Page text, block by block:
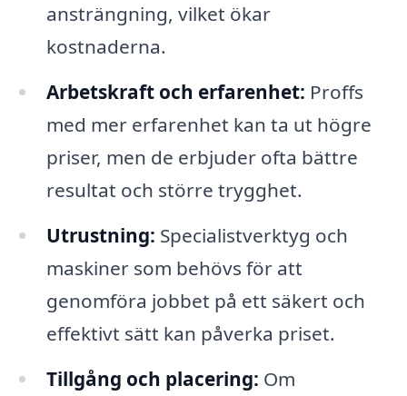
ansträngning, vilket ökar
kostnaderna.
Arbetskraft och erfarenhet: Proffs
med mer erfarenhet kan ta ut högre
priser, men de erbjuder ofta bättre
resultat och större trygghet.
Utrustning: Specialistverktyg och
maskiner som behövs för att
genomföra jobbet på ett säkert och
effektivt sätt kan påverka priset.
Tillgång och placering: Om